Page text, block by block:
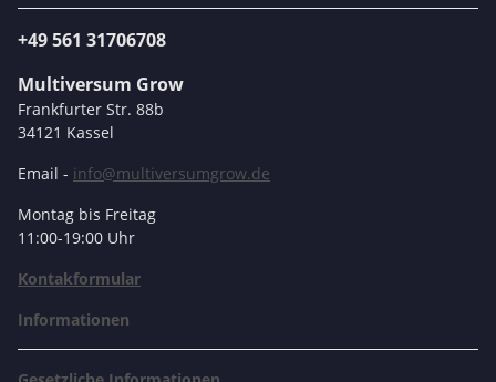
+49 561 31706708
Multiversum Grow
Frankfurter Str. 88b
34121 Kassel
Email - info@multiversumgrow.de
Montag bis Freitag
11:00-19:00 Uhr
Kontakformular
Informationen